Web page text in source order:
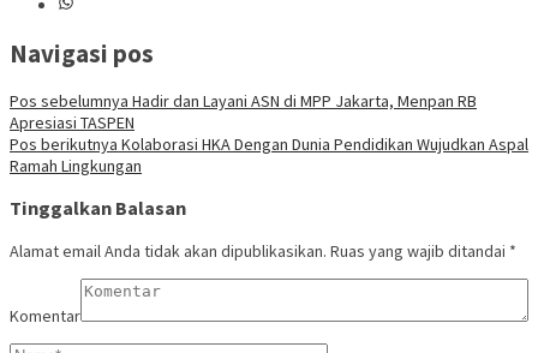
Navigasi pos
Pos sebelumnya Hadir dan Layani ASN di MPP Jakarta, Menpan RB
Apresiasi TASPEN
Pos berikutnya Kolaborasi HKA Dengan Dunia Pendidikan Wujudkan Aspal
Ramah Lingkungan
Tinggalkan Balasan
Alamat email Anda tidak akan dipublikasikan. Ruas yang wajib ditandai *
Komentar